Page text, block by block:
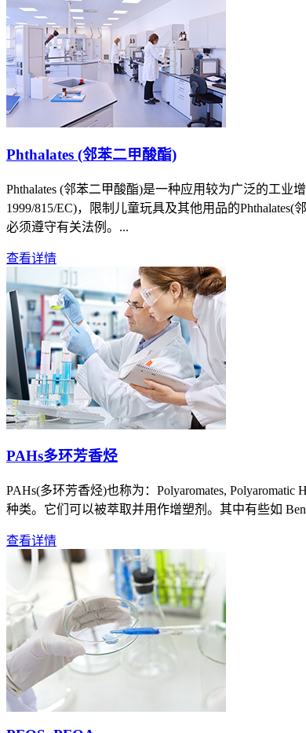
Phthalates (邻苯二甲酸酯)
Phthalates (邻苯二甲酸酯)是一种应用较为广泛的工业
1999/815/EC)，限制儿童玩具及其他用品的
必须遵守有关法例。...
查看详情
PAHs多环芳香烃
PAHs(多环芳香烃)也称为：Polyaromates,
种类。它们可以被萃取并用作增塑剂。其中有些如
查看详情